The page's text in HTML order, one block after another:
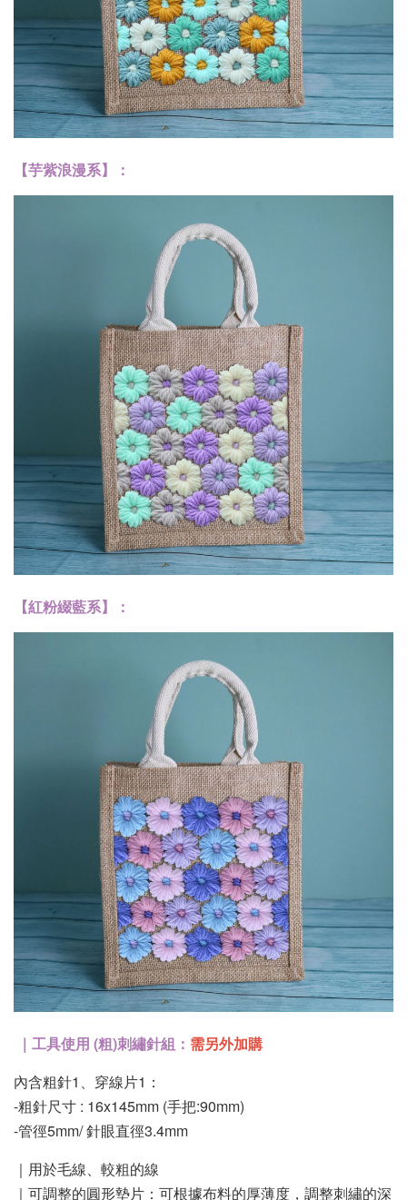
【芋紫浪漫系】：
【紅粉綴藍系】：
｜工具使用 (粗)刺繡針組： 需另外加購
內含粗針1、穿線片1：
-粗針尺寸 : 16x145mm (手把:90mm)
-管徑5mm/ 針眼直徑3.4mm
｜用於毛線、較粗的線
｜可調整的圓形墊片：可根據布料的厚薄度，調整刺繡的深